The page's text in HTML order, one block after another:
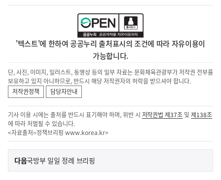
'텍스트'에 한하여 공공누리 출처표시의 조건에 따라 자유이용이
가능합니다.
단, 사진, 이미지, 일러스트, 동영상 등의 일부 자료는 문화체육관광부가 저작권 전부를
보유하고 있지 아니하므로, 반드시 해당 저작권자의 허락을 받으셔야 합니다.
저작권정책
담당자안내
기사 이용 시에는 출처를 반드시 표기해야 하며, 위반 시 저작권법 제37조 및제138조
에 따라 처벌될 수 있습니다.
<자료출처=정책브리핑 www.korea.kr>
이
전
다음기
국방부 일일 정례 브리핑